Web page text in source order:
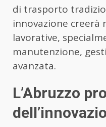
di trasporto
innovazione
lavorative,
manutenzione,
avanzata.
L’Abruzzo